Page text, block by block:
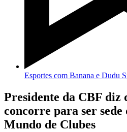
Esportes com Banana e Dudu
Presidente da CBF diz
concorre para ser sede
Mundo de Clubes